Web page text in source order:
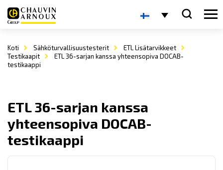
Koti Sähköturvallisuustesterit
ETL Lisätarvikkeet
Testikaapit
ETL 36-sarjan kanssa yhteensopiva DOCAB-
testikaappi
ETL 36-sarjan kanssa
yhteensopiva DOCAB-
testikaappi